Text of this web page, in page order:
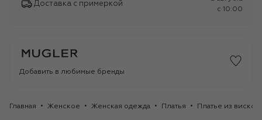
Доставка с примеркой
c 10:00
Добавить в любимые бренды
Главная Женское Женская одежда Платья Платье из